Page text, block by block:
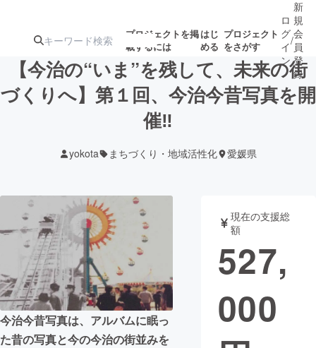
プロジェクトを掲
載するには
はじ
める
プロジェクト
をさがす
注目の新着プロ募集終了が近いプ
テクノロジー・ガジェット
映像・映画 書籍・雑誌
ビジネス・起業 チャレンジ
まちづくり・地域活性化
ロ
グ
イ
ン
/
新
規
会
員
登
録
【今治の“いま”を残して、未来の街
づくりへ】第１回、今治今昔写真を開
催‼
yokota まちづくり・地域活性化 愛媛県
今治今昔写真は、アルバムに眠っ
た昔の写真と今の今治の街並みを
現在の支援総
額
527,
000